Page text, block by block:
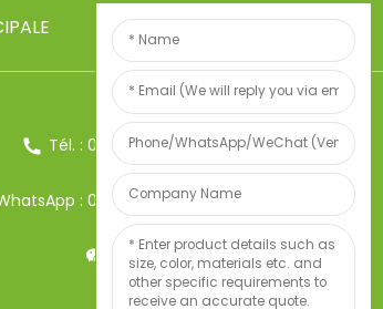
Tél. : 0086-13857957906
: 0086-13857957906
Poids:34247497